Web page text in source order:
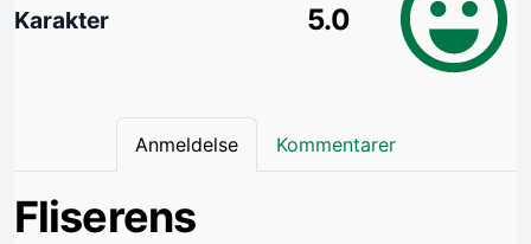
Karakter 5.0
Anmeldelse Kommentarer
Fliserens